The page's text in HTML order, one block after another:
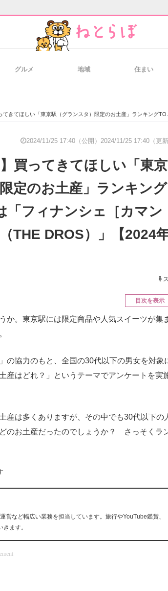
経営
IT製品の技術・比較・事例 製造
エ
グルメ 地域 住まい
グランスタ）限定のお土産」ランキングTOP15！ 第1位は「フィナンシェ［カマンベール＆レモン］（THE DROS）」【2024年最新調査結果】
2024/11/25 17:40（公開） 2024/11/25 17:40（更新
買ってきてほしい「東京
定のお土産」ランキング
フィナンシェ［カマン
THE DROS）」【2024
目次を表示
。東京駅には限定商品や人気スイーツが集
協力のもと、全国の30代以下の男女を対象
産はどれ？」というテーマでアンケートを実
は多くありますが、その中でも30代以下の
のお土産だったのでしょうか？ さっそくラ
など幅広い業務を担当しています。旅行やYouTube鑑賞、
ます。